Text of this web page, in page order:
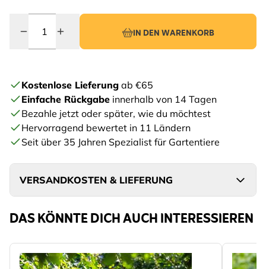
IN DEN WARENKORB
Kostenlose Lieferung ab €65
Einfache Rückgabe innerhalb von 14 Tagen
Bezahle jetzt oder später, wie du möchtest
Hervorragend bewertet in 11 Ländern
Seit über 35 Jahren Spezialist für Gartentiere
VERSANDKOSTEN & LIEFERUNG
DAS KÖNNTE DICH AUCH INTERESSIEREN